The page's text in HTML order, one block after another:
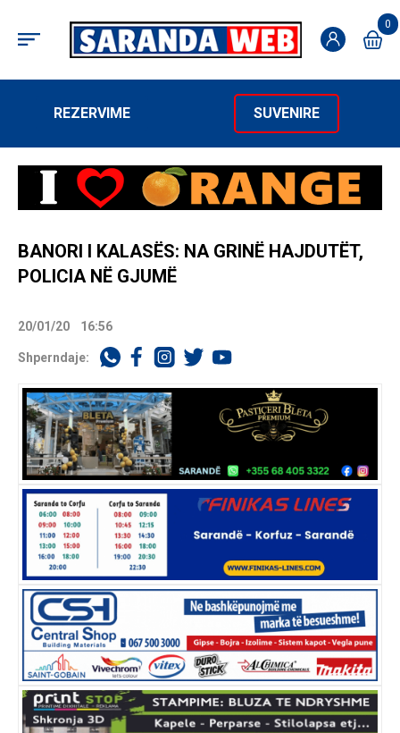
0
REZERVIME SUVENIRE
BANORI I KALASËS: NA GRINË HAJDUTËT,
POLICIA NË GJUMË
20/01/20 16:56
Shperndaje: